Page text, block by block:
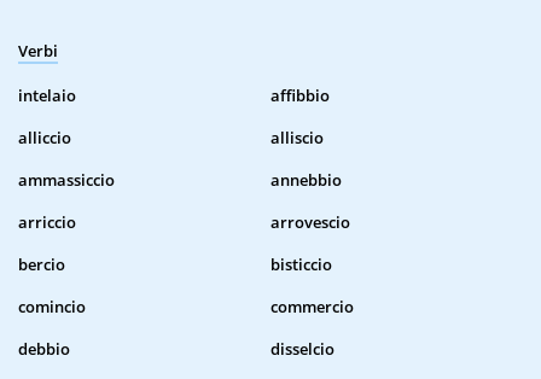
Verbi
intelaio
affibbio
alliccio
alliscio
ammassiccio
annebbio
arriccio
arrovescio
bercio
bisticcio
comincio
commercio
debbio
disselcio